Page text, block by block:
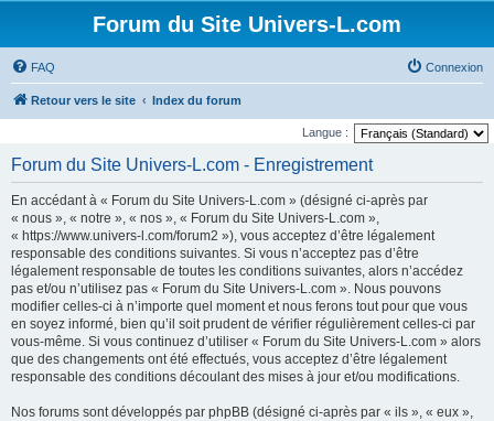
Forum du Site Univers-L.com
FAQ Connexion
Retour vers le site Index du forum
Langue :
Forum du Site Univers-L.com - Enregistrement
En accédant à « Forum du Site Univers-L.com » (désigné ci-après par
« nous », « notre », « nos », « Forum du Site Univers-L.com »,
« https://www.univers-l.com/forum2 »), vous acceptez d’être légalement
responsable des conditions suivantes. Si vous n’acceptez pas d’être
légalement responsable de toutes les conditions suivantes, alors n’accédez
pas et/ou n’utilisez pas « Forum du Site Univers-L.com ». Nous pouvons
modifier celles-ci à n’importe quel moment et nous ferons tout pour que vous
en soyez informé, bien qu’il soit prudent de vérifier régulièrement celles-ci par
vous-même. Si vous continuez d’utiliser « Forum du Site Univers-L.com » alors
que des changements ont été effectués, vous acceptez d’être légalement
responsable des conditions découlant des mises à jour et/ou modifications.
Nos forums sont développés par phpBB (désigné ci-après par « ils », « eux »,